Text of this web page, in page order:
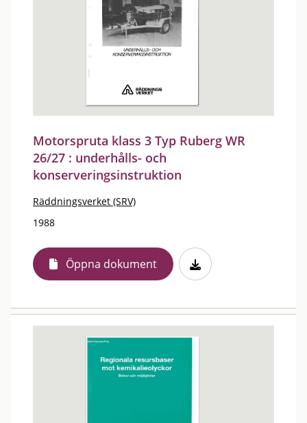
Motorspruta klass 3 Typ Ruberg WR
26/27 : underhålls- och
konserveringsinstruktion
Räddningsverket (SRV)
1988
Öppna dokument